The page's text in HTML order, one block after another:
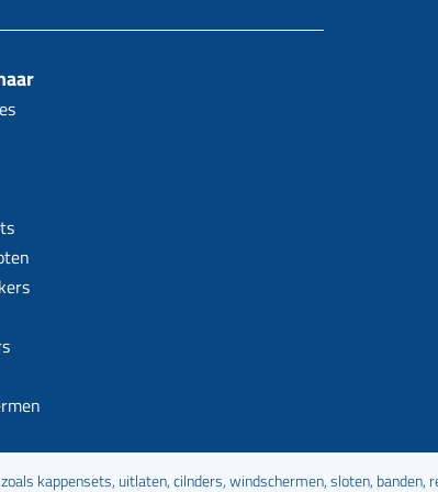
kappensets, uitlaten, cilnders, windschermen, sloten, banden,